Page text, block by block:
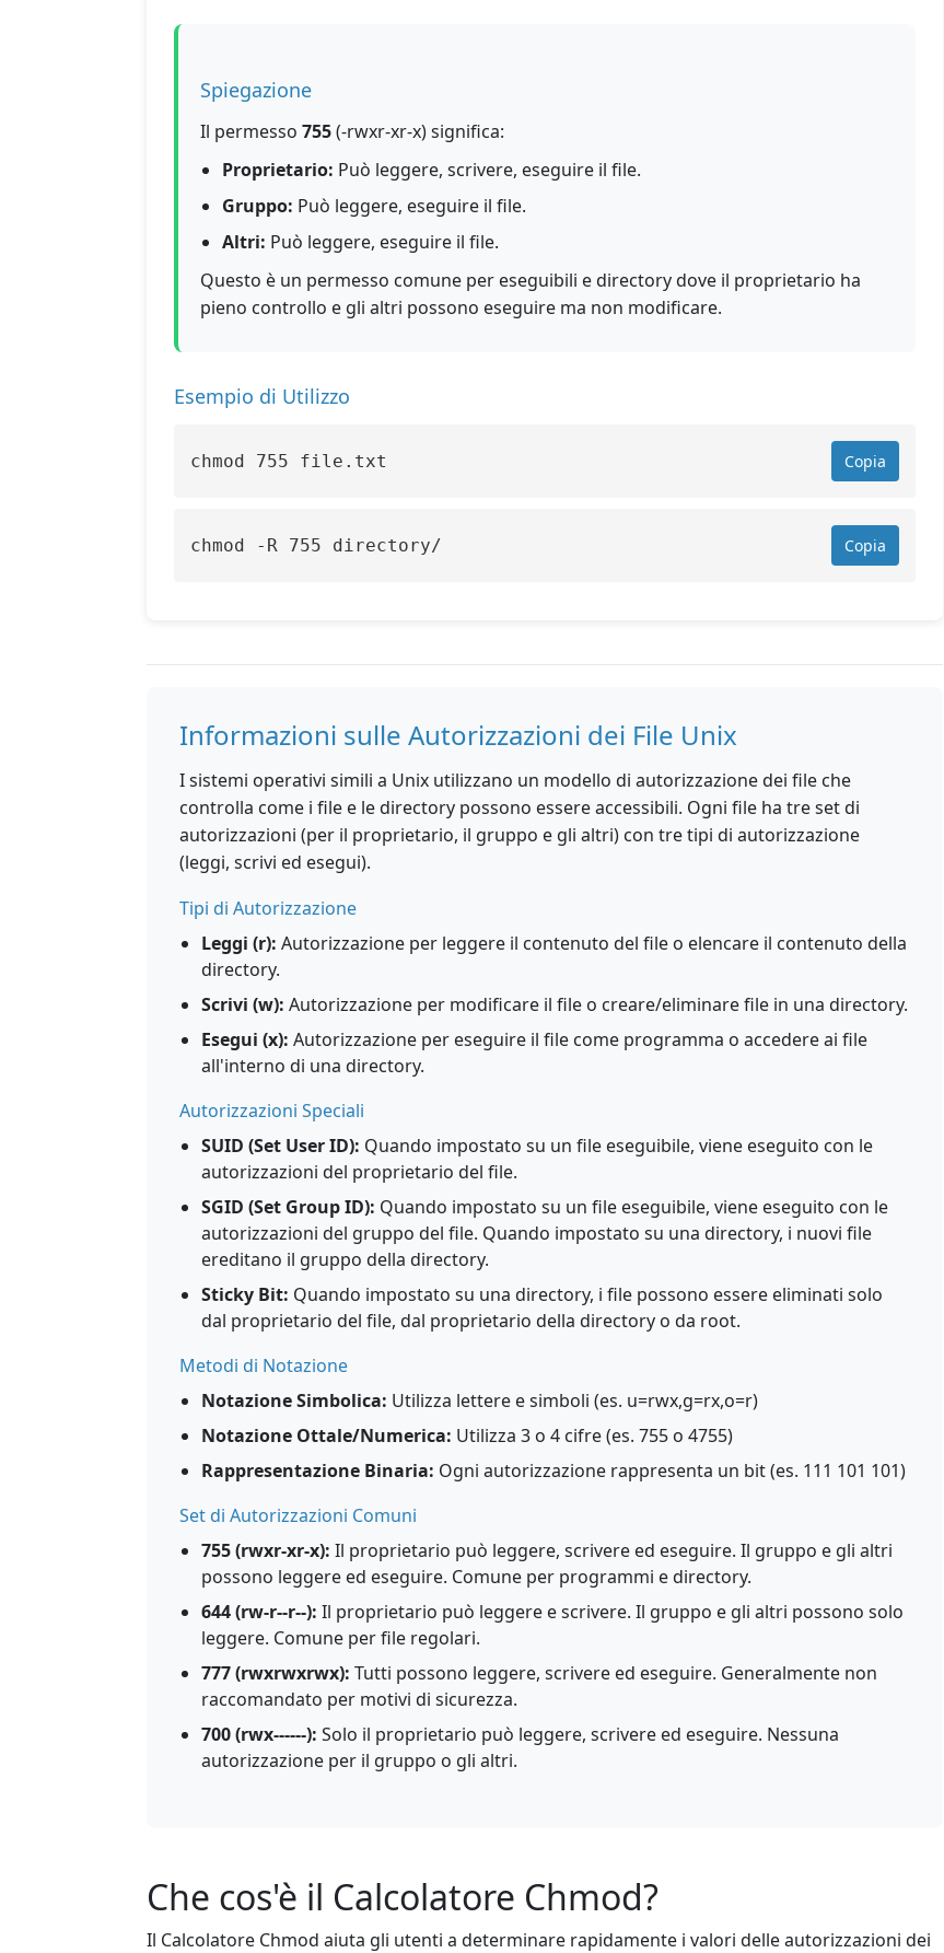
Spiegazione
Il permesso 755(-rwxr-xr-x) significa:
Proprietario: Può leggere, scrivere, eseguire il file.
Gruppo: Può leggere, eseguire il file.
Altri: Può leggere, eseguire il file.
Questo è un permesso comune per eseguibili e directory dove il proprietario ha
pieno controllo e gli altri possono eseguire ma non modificare.
Esempio di Utilizzo
chmod 755 file.txt Copia
chmod -R 755 directory/ Copia
Informazioni sulle Autorizzazioni dei File Unix
I sistemi operativi simili a Unix utilizzano un modello di autorizzazione dei file che
controlla come i file e le directory possono essere accessibili. Ogni file ha tre set di
autorizzazioni (per il proprietario, il gruppo e gli altri) con tre tipi di autorizzazione
(leggi, scrivi ed esegui).
Tipi di Autorizzazione
Leggi (r): Autorizzazione per leggere il contenuto del file o elencare il contenuto della
directory.
Scrivi (w): Autorizzazione per modificare il file o creare/eliminare file in una directory.
Esegui (x): Autorizzazione per eseguire il file come programma o accedere ai file
all'interno di una directory.
Autorizzazioni Speciali
SUID (Set User ID): Quando impostato su un file eseguibile, viene eseguito con le
autorizzazioni del proprietario del file.
SGID (Set Group ID): Quando impostato su un file eseguibile, viene eseguito con le
autorizzazioni del gruppo del file. Quando impostato su una directory, i nuovi file
ereditano il gruppo della directory.
Sticky Bit: Quando impostato su una directory, i file possono essere eliminati solo
dal proprietario del file, dal proprietario della directory o da root.
Metodi di Notazione
Notazione Simbolica: Utilizza lettere e simboli (es. u=rwx,g=rx,o=r)
Notazione Ottale/Numerica: Utilizza 3 o 4 cifre (es. 755 o 4755)
Rappresentazione Binaria: Ogni autorizzazione rappresenta un bit (es. 111 101 101)
Set di Autorizzazioni Comuni
755 (rwxr-xr-x): Il proprietario può leggere, scrivere ed eseguire. Il gruppo e gli altri
possono leggere ed eseguire. Comune per programmi e directory.
644 (rw-r--r--): Il proprietario può leggere e scrivere. Il gruppo e gli altri possono solo
leggere. Comune per file regolari.
777 (rwxrwxrwx): Tutti possono leggere, scrivere ed eseguire. Generalmente non
raccomandato per motivi di sicurezza.
700 (rwx------): Solo il proprietario può leggere, scrivere ed eseguire. Nessuna
autorizzazione per il gruppo o gli altri.
Che cos'è il Calcolatore Chmod?
Il Calcolatore Chmod aiuta gli utenti a determinare rapidamente i valori delle autorizzazioni dei